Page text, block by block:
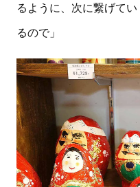
るように、次に繋げて
るので」